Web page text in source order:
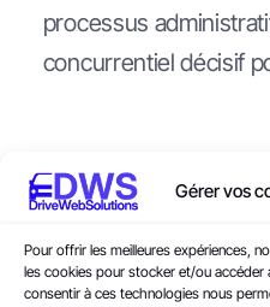
Gérer vos
Pour offrir les meilleures expériences,
les cookies pour stocker et/ou accéder
consentir à ces technologies nous
processus
concurrentiel décisif
Lycées et CFA :
à la source